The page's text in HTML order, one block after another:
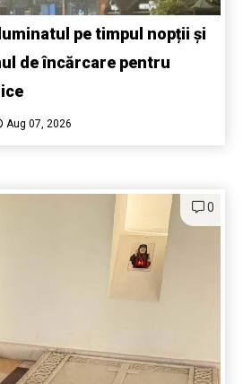
pe timpul nopții și
de încărcare pentru
Aug 07, 2026
0